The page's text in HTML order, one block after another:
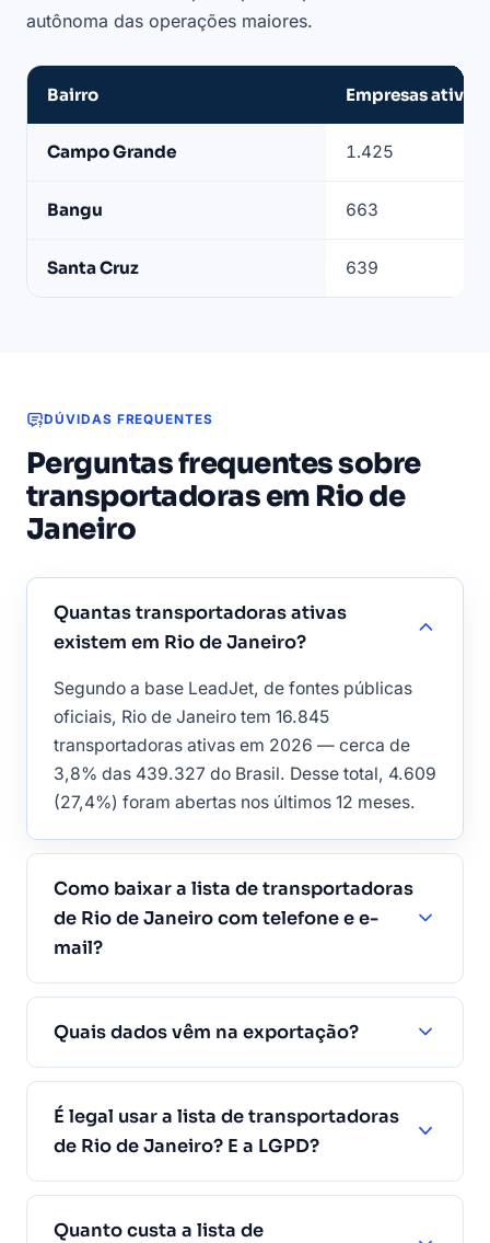
autônoma das operações maiores.
com
transportadoras
Bairro Empresas ativas
Campo Grande 1.425
Bangu 663
Santa Cruz 639
DÚVIDAS FREQUENTES
Perguntas frequentes sobre
transportadoras em Rio de
Janeiro
Quantas transportadoras ativas
existem em Rio de Janeiro?
Segundo a base LeadJet, de fontes públicas
oficiais, Rio de Janeiro tem 16.845
transportadoras ativas em 2026 — cerca de
3,8% das 439.327 do Brasil. Desse total, 4.609
(27,4%) foram abertas nos últimos 12 meses.
Como baixar a lista de transportadoras
de Rio de Janeiro com telefone e e-
mail?
Quais dados vêm na exportação?
É legal usar a lista de transportadoras
de Rio de Janeiro? E a LGPD?
Quanto custa a lista de